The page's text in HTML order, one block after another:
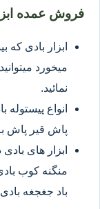
فروش عمده
ابزار بادی که
میخورد
نمائید.
انواع
پاش قیر پاش
ابزار های
منگنه کوب
باد جغجغه